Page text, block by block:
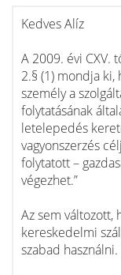
Kedves Alíz
A 2009. évi CXV.
2.§ (1) mondja ki,
személy a
folytatásának
letelepedés
vagyonszerzés
folytatott –
végezhet.”
Az sem változott,
kereskedelmi
szabad